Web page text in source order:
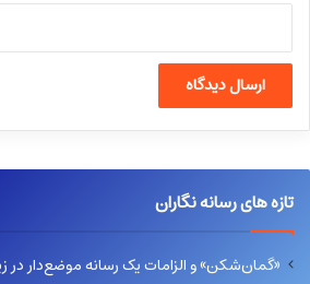
تازه های رسانه نگاران
«گمان‌شکن» و الزامات یک رسانه موضع‌دار در